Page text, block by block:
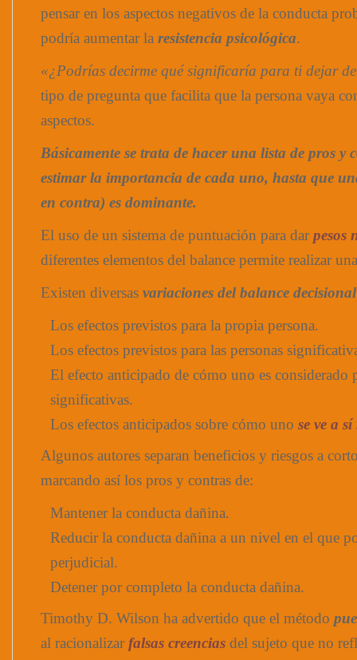
pensar en los aspectos negativos de la conducta
podría aumentar la resistencia psicológica.
«¿Podrías decirme qué significaría para ti dejar
tipo de pregunta que facilita que la persona vaya
aspectos.
Básicamente se trata de hacer una lista de pros y
estimar la importancia de cada uno, hasta que
en contra) es dominante.
El uso de un sistema de puntuación para dar pesos
diferentes elementos del balance permite realizar
Existen diversas variaciones del balance decisional
Los efectos previstos para la propia persona.
Los efectos previstos para las personas
El efecto anticipado de cómo uno es considerado
significativas.
Los efectos anticipados sobre cómo uno se ve a
Algunos autores separan beneficios y riesgos a
marcando así los pros y contras de:
Mantener la conducta dañina.
Reducir la conducta dañina a un nivel en el que
perjudicial.
Detener por completo la conducta dañina.
Timothy D. Wilson ha advertido que el método
al racionalizar falsas creencias del sujeto que no